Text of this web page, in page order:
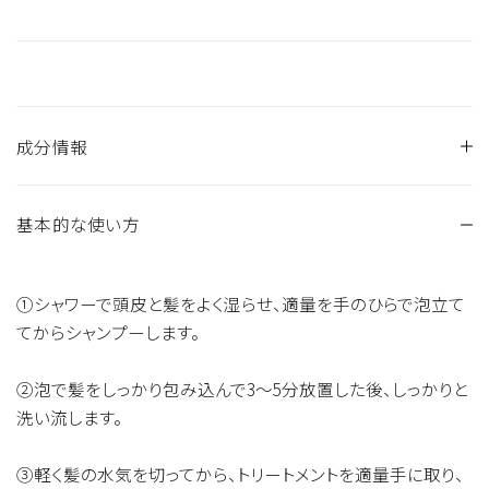
成分情報
【シャンプー】
ス－６０ミリスチルグリコール、ポリクオタニウム－４７、シア脂
油、γ－ドコサラクトン、加水分解シルク、加水分解ハチミツタン
葉エキス、タチジャコウソウ花／葉エキス、カニナバラ果実エキ
ス、ラベンダー花エキス、ローズマリー葉エキス、ジステアリン
ココエート、ＢＧ、プロパンジオール、クオタニウム－１８、ベヘ
基本的な使い方
①シャワーで頭皮と髪をよく湿らせ、適量を手のひらで泡立て
てからシャンプーします。
②泡で髪をしっかり包み込んで3〜5分放置した後、しっかりと
洗い流します。
③軽く髪の水気を切ってから、トリートメントを適量手に取り、